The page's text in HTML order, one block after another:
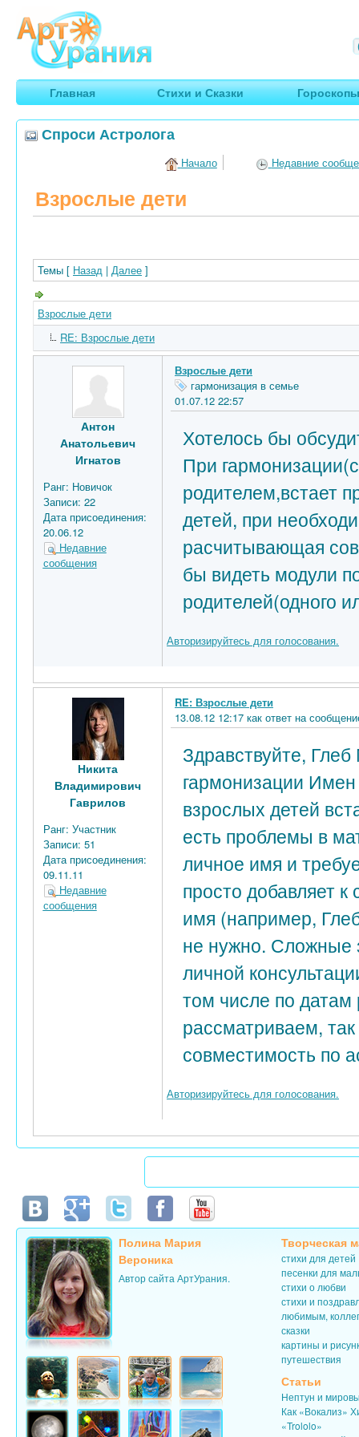
АртУрания
Умные гороскопы, творчество, путешествия
Главная Стихи и Сказки Гороскопы
Спроси Астролога
Начало Недавние
Взрослые дети
Темы [ Назад | Далее ]
Взрослые дети
RE: Взрослые дети
Антон
Анатольевич
Игнатов
Ранг: Новичок
Записи: 22
Дата присоединения:
20.06.12
Недавние
сообщения
Взрослые дети
гармонизация в семье
01.07.12 22:57
Хотелось бы
При
родителем,встает
детей, при
расчитывающая
бы видеть модули
родителей(одного
Авторизируйтесь для голосования.
Никита
Владимирович
Гаврилов
Ранг: Участник
Записи: 51
Дата присоединения:
09.11.11
Недавние
сообщения
RE: Взрослые дети
13.08.12 12:17 как ответ на
Здравствуйте,
гармонизации
взрослых детей
есть проблемы в
личное имя и
просто добавляет
имя (например,
не нужно. Сложные
личной
том числе по
рассматриваем, так
совместимость по
Авторизируйтесь для голосования.
Полина Мария
Вероника
Автор сайта АртУрания.
Творческая
стихи для детей
песенки для
стихи о любви
стихи и
любимым,
сказки
картины и
путешествия
Статьи
Нептун и
Как «Вокализ»
«Trololo»